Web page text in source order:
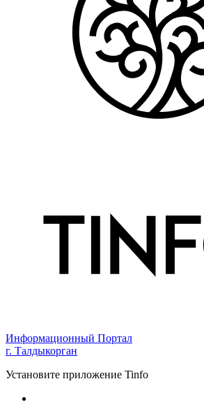
Информационный Портал
г. Талдыкорган
Установите приложение Tinfo